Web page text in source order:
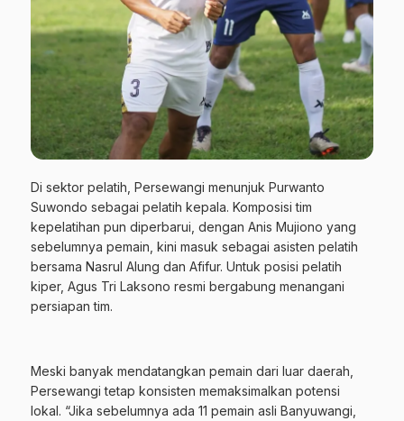
Di sektor pelatih, Persewangi menunjuk Purwanto
Suwondo sebagai pelatih kepala. Komposisi tim
kepelatihan pun diperbarui, dengan Anis Mujiono yang
sebelumnya pemain, kini masuk sebagai asisten pelatih
bersama Nasrul Alung dan Afifur. Untuk posisi pelatih
kiper, Agus Tri Laksono resmi bergabung menangani
persiapan tim.
Meski banyak mendatangkan pemain dari luar daerah,
Persewangi tetap konsisten memaksimalkan potensi
lokal. “Jika sebelumnya ada 11 pemain asli Banyuwangi,